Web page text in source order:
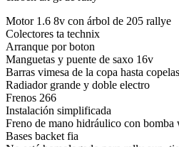
Motor 1.6 8v con árbol de 205 rallye
Colectores ta technix
Arranque por boton
Manguetas y puente de saxo 16v
Barras vimesa de la copa hasta
Radiador grande y doble electro
Frenos 266
Instalación simplificada
Freno de mano hidráulico con
Bases backet fia